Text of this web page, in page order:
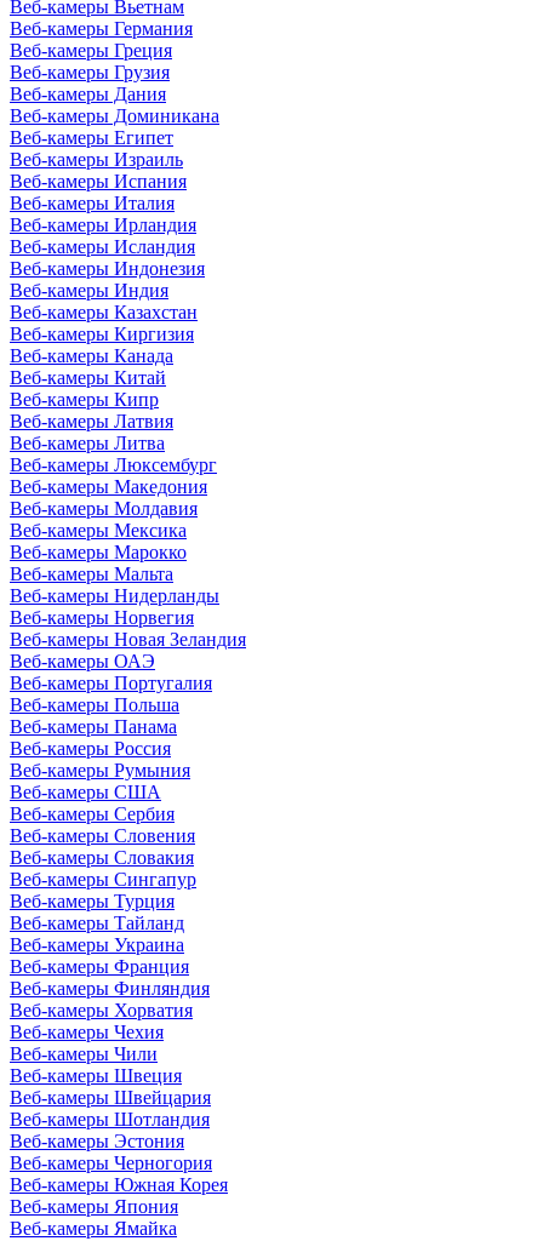
Веб-камеры Вьетнам
Веб-камеры Германия
Веб-камеры Греция
Веб-камеры Грузия
Веб-камеры Дания
Веб-камеры Доминикана
Веб-камеры Египет
Веб-камеры Израиль
Веб-камеры Испания
Веб-камеры Италия
Веб-камеры Ирландия
Веб-камеры Исландия
Веб-камеры Индонезия
Веб-камеры Индия
Веб-камеры Казахстан
Веб-камеры Киргизия
Веб-камеры Канада
Веб-камеры Китай
Веб-камеры Кипр
Веб-камеры Латвия
Веб-камеры Литва
Веб-камеры Люксембург
Веб-камеры Македония
Веб-камеры Молдавия
Веб-камеры Мексика
Веб-камеры Марокко
Веб-камеры Мальта
Веб-камеры Нидерланды
Веб-камеры Норвегия
Веб-камеры Новая Зеландия
Веб-камеры ОАЭ
Веб-камеры Португалия
Веб-камеры Польша
Веб-камеры Панама
Веб-камеры Россия
Веб-камеры Румыния
Веб-камеры США
Веб-камеры Сербия
Веб-камеры Словения
Веб-камеры Словакия
Веб-камеры Сингапур
Веб-камеры Турция
Веб-камеры Тайланд
Веб-камеры Украина
Веб-камеры Франция
Веб-камеры Финляндия
Веб-камеры Хорватия
Веб-камеры Чехия
Веб-камеры Чили
Веб-камеры Швеция
Веб-камеры Швейцария
Веб-камеры Шотландия
Веб-камеры Эстония
Веб-камеры Черногория
Веб-камеры Южная Корея
Веб-камеры Япония
Веб-камеры Ямайка